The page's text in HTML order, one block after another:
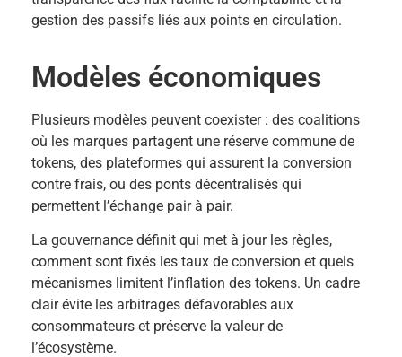
gestion des passifs liés aux points en circulation.
Modèles économiques
Plusieurs modèles peuvent coexister : des coalitions
où les marques partagent une réserve commune de
tokens, des plateformes qui assurent la conversion
contre frais, ou des ponts décentralisés qui
permettent l’échange pair à pair.
La gouvernance définit qui met à jour les règles,
comment sont fixés les taux de conversion et quels
mécanismes limitent l’inflation des tokens. Un cadre
clair évite les arbitrages défavorables aux
consommateurs et préserve la valeur de
l’écosystème.